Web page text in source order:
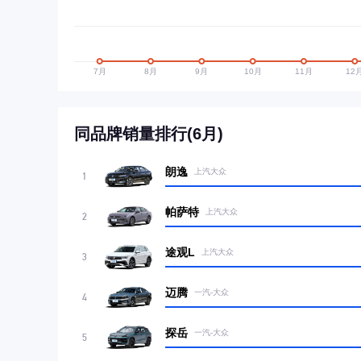
同品牌销量排行(6月)
1 朗逸 上汽大众
2 帕萨特 上汽大众
3 途观L 上汽大众
4 迈腾 一汽-大众
5 探岳 一汽-大众